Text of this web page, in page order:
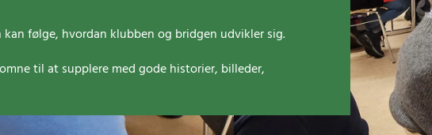
følge, hvordan klubben og bridgen udvikler sig.
til at supplere med gode historier, billeder,